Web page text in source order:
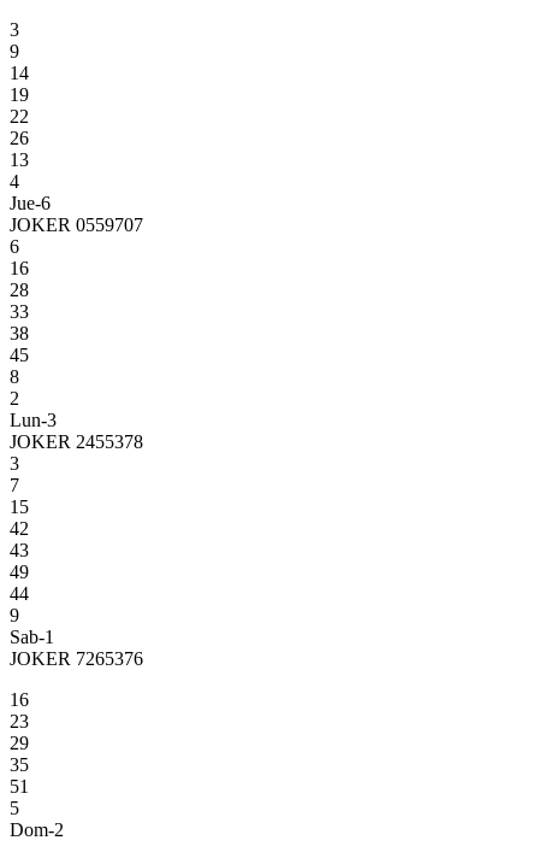
3
9
14
19
22
26
13
4
Jue-6
JOKER 0559707
6
16
28
33
38
45
8
2
Lun-3
JOKER 2455378
3
7
15
42
43
49
44
9
Sab-1
JOKER 7265376
16
23
29
35
51
5
Dom-2